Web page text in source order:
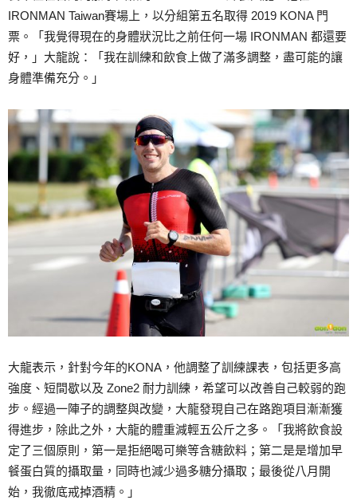
IRONMAN Taiwan賽場上，以分組第五名取得 2019 KONA 門
票。「我覺得現在的身體狀況比之前任何一場 IRONMAN 都還要
好，」大龍說：「我在訓練和飲食上做了滿多調整，盡可能的讓
身體準備充分。」
大龍表示，針對今年的KONA，他調整了訓練課表，包括更多高
強度、短間歇以及 Zone2 耐力訓練，希望可以改善自己較弱的跑
步。經過一陣子的調整與改變，大龍發現自己在路跑項目漸漸獲
得進步，除此之外，大龍的體重減輕五公斤之多。「我將飲食設
定了三個原則，第一是拒絕喝可樂等含糖飲料；第二是是增加早
餐蛋白質的攝取量，同時也減少過多糖分攝取；最後從八月開
始，我徹底戒掉酒精。」